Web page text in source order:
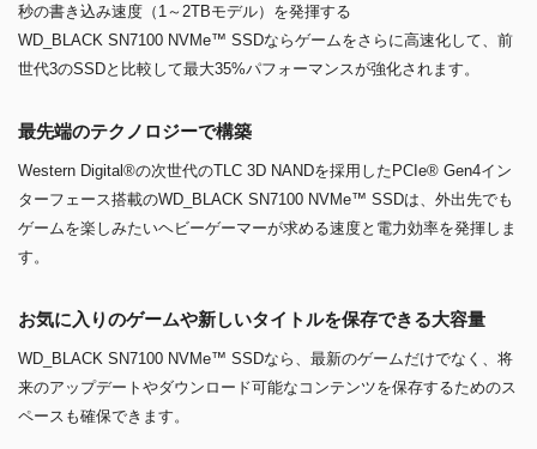
秒の書き込み速度（1～2TBモデル）を発揮する
WD_BLACK SN7100 NVMe™ SSDならゲームをさらに高速化して、前
世代3のSSDと比較して最大35%パフォーマンスが強化されます。
最先端のテクノロジーで構築
Western Digital®の次世代のTLC 3D NANDを採用したPCIe® Gen4イン
ターフェース搭載のWD_BLACK SN7100 NVMe™ SSDは、外出先でも
ゲームを楽しみたいヘビーゲーマーが求める速度と電力効率を発揮しま
す。
お気に入りのゲームや新しいタイトルを保存できる大容量
WD_BLACK SN7100 NVMe™ SSDなら、最新のゲームだけでなく、将
来のアップデートやダウンロード可能なコンテンツを保存するためのス
ペースも確保できます。